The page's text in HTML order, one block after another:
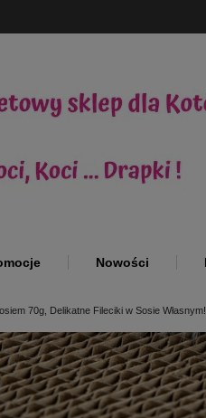
Nowości
70g, Delikatne Fileciki w Sosie